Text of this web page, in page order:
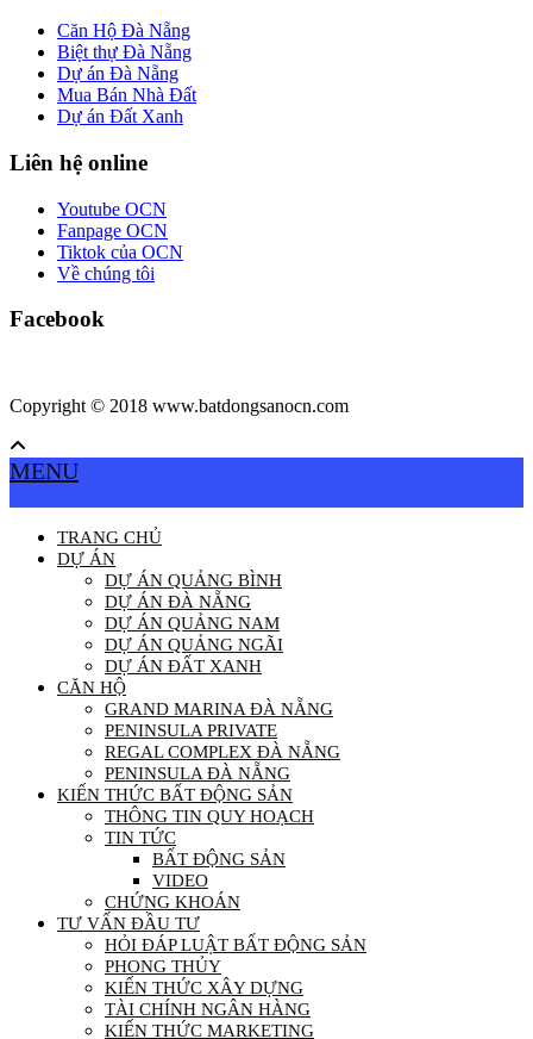
Căn Hộ Đà Nẵng
Biệt thự Đà Nẵng
Dự án Đà Nẵng
Mua Bán Nhà Đất
Dự án Đất Xanh
Liên hệ online
Youtube OCN
Fanpage OCN
Tiktok của OCN
Về chúng tôi
Facebook
Copyright © 2018 www.batdongsanocn.com
MENU
TRANG CHỦ
DỰ ÁN
DỰ ÁN QUẢNG BÌNH
DỰ ÁN ĐÀ NẴNG
DỰ ÁN QUẢNG NAM
DỰ ÁN QUẢNG NGÃI
DỰ ÁN ĐẤT XANH
CĂN HỘ
GRAND MARINA ĐÀ NẴNG
PENINSULA PRIVATE
REGAL COMPLEX ĐÀ NẴNG
PENINSULA ĐÀ NẴNG
KIẾN THỨC BẤT ĐỘNG SẢN
THÔNG TIN QUY HOẠCH
TIN TỨC
BẤT ĐỘNG SẢN
VIDEO
CHỨNG KHOÁN
TƯ VẤN ĐẦU TƯ
HỎI ĐÁP LUẬT BẤT ĐỘNG SẢN
PHONG THỦY
KIẾN THỨC XÂY DỰNG
TÀI CHÍNH NGÂN HÀNG
KIẾN THỨC MARKETING